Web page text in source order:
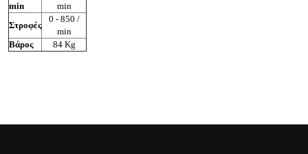
min
min
Στροφές
0 - 850 /
min
Βάρος
84 Kg